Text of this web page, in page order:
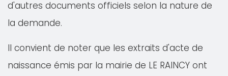
d'autres documents officiels selon la nature de
la demande.
Il convient de noter que les extraits d'acte de
naissance émis par la mairie de LE RAINCY ont